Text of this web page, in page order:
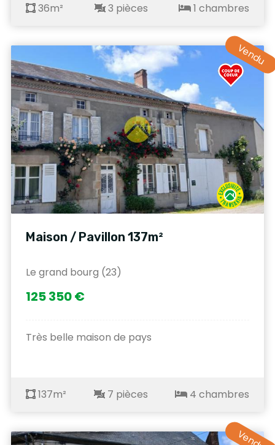
36m² 3 pièces 1 chambres
Vendu
Maison / Pavillon 137m²
Le grand bourg (23)
125 350 €
Très belle maison de pays
137m² 7 pièces 4 chambres